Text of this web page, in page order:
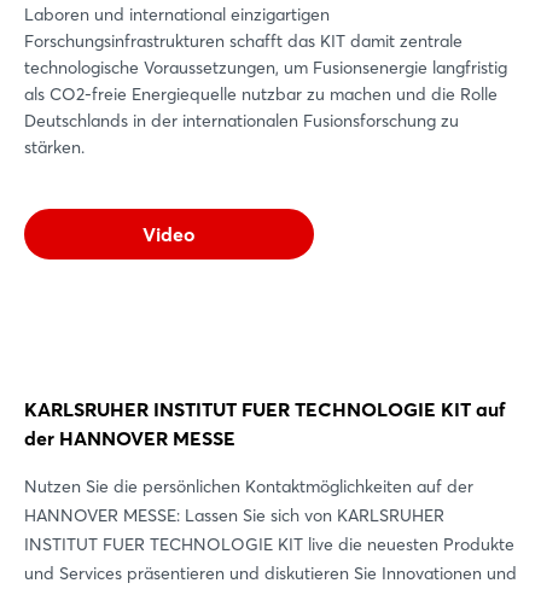
Laboren und international einzigartigen
Forschungsinfrastrukturen schafft das KIT damit zentrale
technologische Voraussetzungen, um Fusionsenergie langfristig
als CO2-freie Energiequelle nutzbar zu machen und die Rolle
Deutschlands in der internationalen Fusionsforschung zu
stärken.
Video
KARLSRUHER INSTITUT FUER TECHNOLOGIE KIT auf
der HANNOVER MESSE
Nutzen Sie die persönlichen Kontaktmöglichkeiten auf der
HANNOVER MESSE: Lassen Sie sich von KARLSRUHER
INSTITUT FUER TECHNOLOGIE KIT live die neuesten Produkte
und Services präsentieren und diskutieren Sie Innovationen und